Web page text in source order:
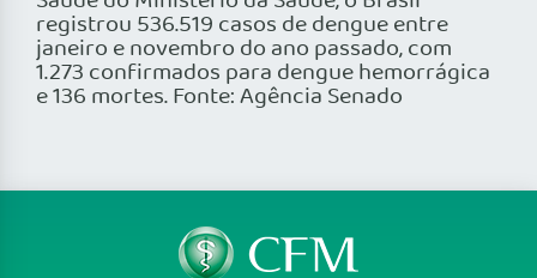
registrou 536.519 casos de dengue entre
janeiro e novembro do ano passado, com
1.273 confirmados para dengue hemorrágica
e 136 mortes. Fonte: Agência Senado